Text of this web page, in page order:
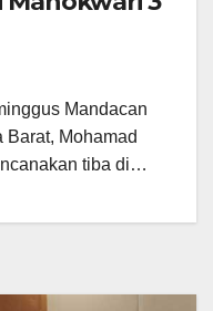
Mandacan
Barat, Mohamad
tiba di…